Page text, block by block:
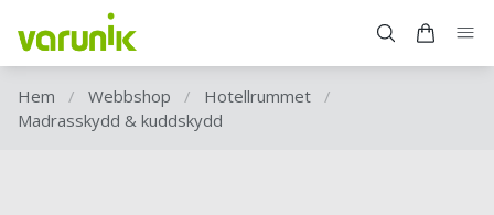
Hem / Webbshop / Hotellrummet /
Madrasskydd & kuddskydd